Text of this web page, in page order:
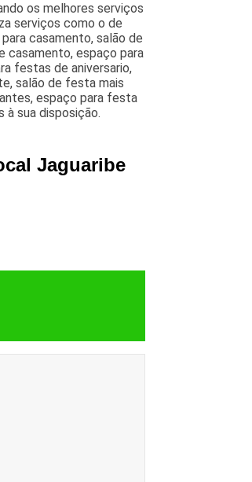
os melhores serviços
serviços como o de
casamento, salão de
casamento, espaço para
festas de aniversario,
salão de festa mais
espaço para festa
sua disposição.
Jaguaribe